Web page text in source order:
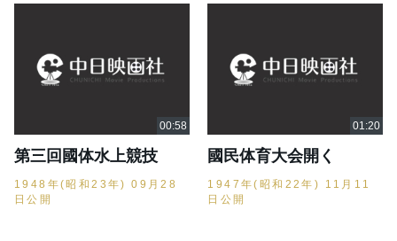
第三回國体水上競技
1948年(昭和23年) 09月28
日公開
國民体育大会開く
1947年(昭和22年) 11月11
日公開